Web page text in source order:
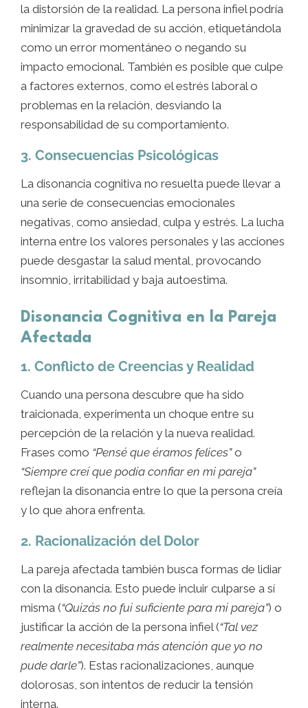
la distorsión de la realidad. La persona infiel podría
minimizar la gravedad de su acción, etiquetándola
como un error momentáneo o negando su
impacto emocional. También es posible que culpe
a factores externos, como el estrés laboral o
problemas en la relación, desviando la
responsabilidad de su comportamiento.
3. Consecuencias Psicológicas
La disonancia cognitiva no resuelta puede llevar a
una serie de consecuencias emocionales
negativas, como ansiedad, culpa y estrés. La lucha
interna entre los valores personales y las acciones
puede desgastar la salud mental, provocando
insomnio, irritabilidad y baja autoestima.
Disonancia Cognitiva en la Pareja
Afectada
1. Conflicto de Creencias y Realidad
Cuando una persona descubre que ha sido
traicionada, experimenta un choque entre su
percepción de la relación y la nueva realidad.
Frases como “Pensé que éramos felices”o
“Siempre creí que podía confiar en mi pareja”
reflejan la disonancia entre lo que la persona creía
y lo que ahora enfrenta.
2. Racionalización del Dolor
La pareja afectada también busca formas de lidiar
con la disonancia. Esto puede incluir culparse a sí
misma (“Quizás no fui suficiente para mi pareja”) o
justificar la acción de la persona infiel (“Tal vez
realmente necesitaba más atención que yo no
pude darle”). Estas racionalizaciones, aunque
dolorosas, son intentos de reducir la tensión
interna.